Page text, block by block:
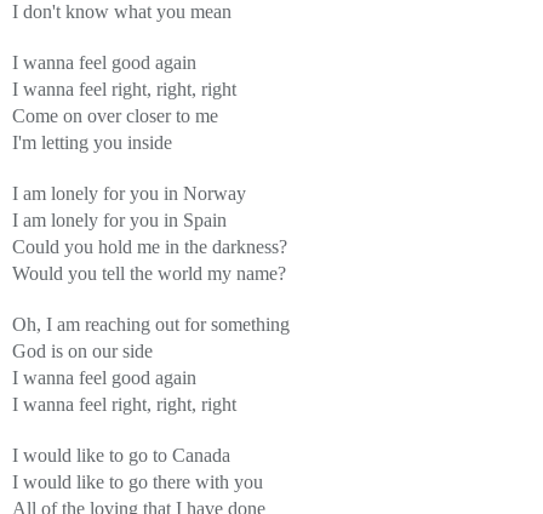
I don't know what you mean
I wanna feel good again
I wanna feel right, right, right
Come on over closer to me
I'm letting you inside
I am lonely for you in Norway
I am lonely for you in Spain
Could you hold me in the darkness?
Would you tell the world my name?
Oh, I am reaching out for something
God is on our side
I wanna feel good again
I wanna feel right, right, right
I would like to go to Canada
I would like to go there with you
All of the loving that I have done